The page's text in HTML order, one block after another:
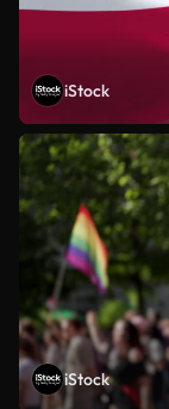
iStock
iStock